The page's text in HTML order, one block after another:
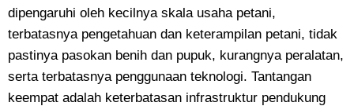
dipengaruhi oleh kecilnya skala usaha petani,
terbatasnya pengetahuan dan keterampilan petani, tidak
pastinya pasokan benih dan pupuk, kurangnya peralatan,
serta terbatasnya penggunaan teknologi. Tantangan
keempat adalah keterbatasan infrastruktur pendukung